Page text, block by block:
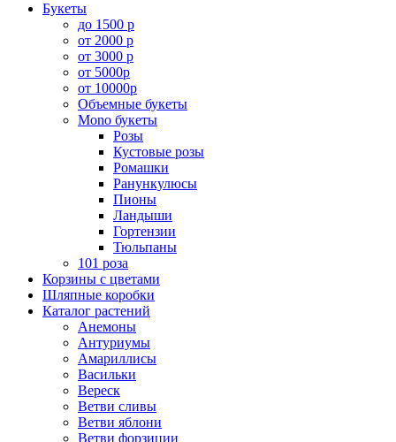
Букеты
до 1500 р
от 2000 р
от 3000 р
от 5000р
от 10000р
Объемные букеты
Mono букеты
Розы
Кустовые розы
Ромашки
Ранункулюсы
Пионы
Ландыши
Гортензии
Тюльпаны
101 роза
Корзины с цветами
Шляпные коробки
Каталог растений
Анемоны
Антуриумы
Амариллисы
Васильки
Вереск
Ветви сливы
Ветви яблони
Ветви форзиции